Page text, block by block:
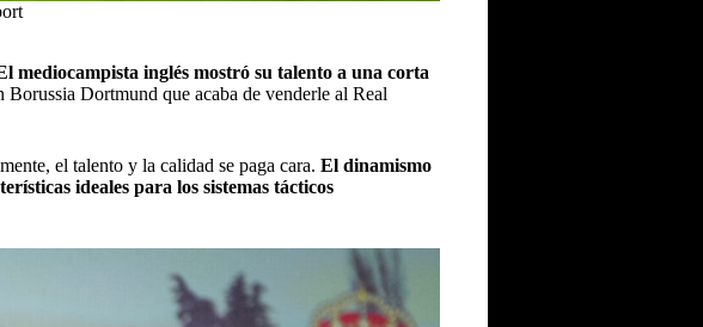
mediocampista inglés mostró su talento a una corta
Dortmund que acaba de venderle al Real
el talento y la calidad se paga cara. El dinamismo
ideales para los sistemas tácticos